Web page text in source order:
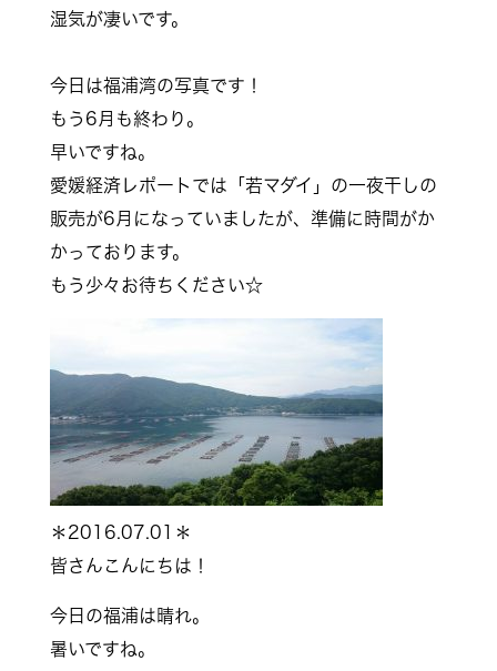
湿気が凄いです。
今日は福浦湾の写真です！
もう6月も終わり。
早いですね。
愛媛経済レポートでは「若マダイ」の一夜干しの
販売が6月になっていましたが、準備に時間がか
かっております。
もう少々お待ちください☆
＊2016.07.01＊
皆さんこんにちは！
今日の福浦は晴れ。
暑いですね。